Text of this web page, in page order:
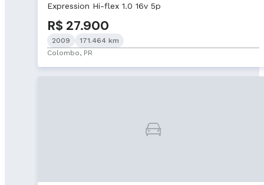
Expression Hi-flex 1.0 16v 5p
R$ 27.900
2009
171.464 km
Colombo, PR